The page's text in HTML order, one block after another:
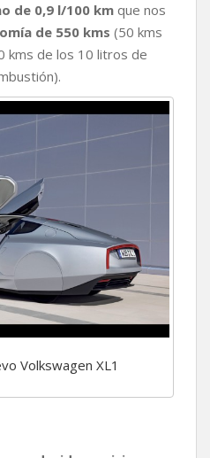
de 0,9 l/100 km que nos
de 550 kms (50 kms
kms de los 10 litros de
Volkswagen XL1